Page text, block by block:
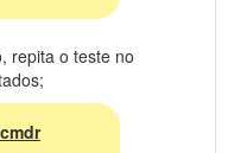
repita o teste no